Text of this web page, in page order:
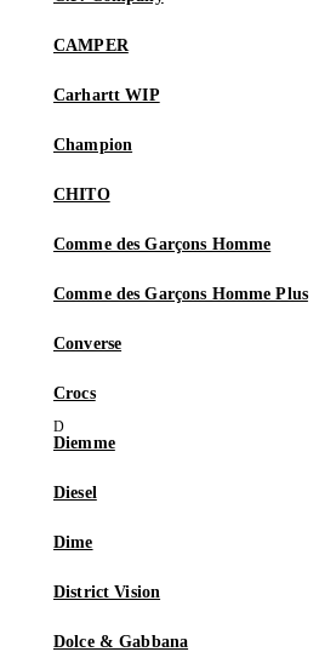
CAMPER
Carhartt WIP
Champion
CHITO
Comme des Garçons Homme
Comme des Garçons Homme Plus
Converse
Crocs
Diemme
Diesel
Dime
District Vision
Dolce & Gabbana